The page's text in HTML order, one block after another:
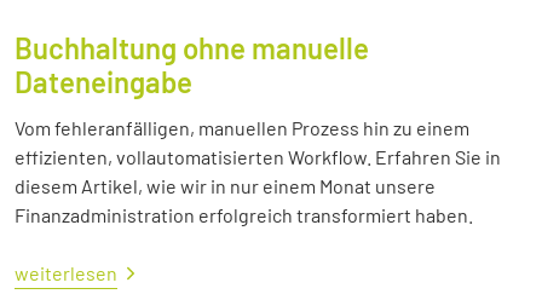
Buchhaltung ohne manuelle
Dateneingabe
Vom fehleranfälligen, manuellen Prozess hin zu einem
effizienten, vollautomatisierten Workflow. Erfahren Sie in
diesem Artikel, wie wir in nur einem Monat unsere
Finanzadministration erfolgreich transformiert haben.
weiterlesen